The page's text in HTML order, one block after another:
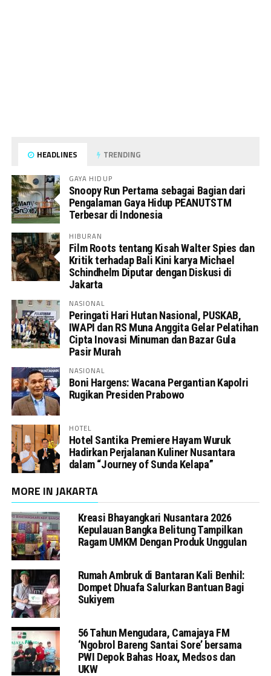
HEADLINES TRENDING
GAYA HIDUP
Snoopy Run Pertama sebagai Bagian dari
Pengalaman Gaya Hidup PEANUTSTM
Terbesar di Indonesia
HIBURAN
Film Roots tentang Kisah Walter Spies dan
Kritik terhadap Bali Kini karya Michael
Schindhelm Diputar dengan Diskusi di
Jakarta
NASIONAL
Peringati Hari Hutan Nasional, PUSKAB,
IWAPI dan RS Muna Anggita Gelar Pelatihan
Cipta Inovasi Minuman dan Bazar Gula
Pasir Murah
NASIONAL
Boni Hargens: Wacana Pergantian Kapolri
Rugikan Presiden Prabowo
HOTEL
Hotel Santika Premiere Hayam Wuruk
Hadirkan Perjalanan Kuliner Nusantara
dalam “Journey of Sunda Kelapa”
MORE IN JAKARTA
Kreasi Bhayangkari Nusantara 2026
Kepulauan Bangka Belitung Tampilkan
Ragam UMKM Dengan Produk Unggulan
Rumah Ambruk di Bantaran Kali Benhil:
Dompet Dhuafa Salurkan Bantuan Bagi
Sukiyem
56 Tahun Mengudara, Camajaya FM
‘Ngobrol Bareng Santai Sore’ bersama
PWI Depok Bahas Hoax, Medsos dan
UKW